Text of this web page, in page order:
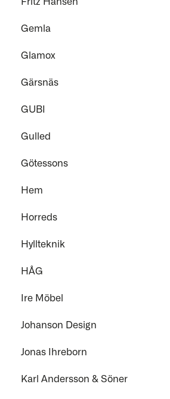
Fritz Hansen
Gemla
Glamox
Gärsnäs
GUBI
Gulled
Götessons
Hem
Horreds
Hyllteknik
HÅG
Ire Möbel
Johanson Design
Jonas Ihreborn
Karl Andersson & Söner